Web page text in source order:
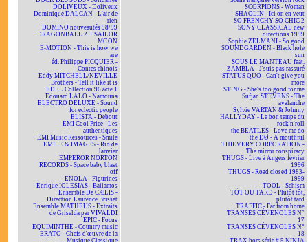
DOLIVEUX - Doliveux
Dominique DALCAN - L'air de
rien
DOMINO nouveautés 98/99
DRAGONBALL Z + SAILOR
MOON
E-MOTION - This is how we
are
éd. Philippe PICQUIER -
Contes chinois
Eddy MITCHELL/NEVILLE
Brothers - Tell it like it is
EDEL Collection 96 acte 1
Edouard LALO - Namouna
ELECTRO DELUXE - Sound
for eclectic people
ELISTA - Debout
EMI Cool Price - Les
authentiques
EMI Music Ressources - Smile
EMILE & IMAGES - Rio de
Janvier
EMPEROR NORTON
RECORDS - Space baby blast
off
ENOLA - Figurines
Enrique IGLESIAS - Bailamos
Ensemble De CÆLIS -
Direction Laurence Brisset
Ensemble MATHEUS - Extraits
de Griselda par VIVALDI
EPIC - Focus
EQUIMINTHE - Country music
ERATO - Chefs d'œuvre de la
Musique Classique
SCORPIONS - Woman
SHAOLIN - Ici on en veut
SO FRENCHY SO CHIC 2
SONY CLASSICAL new
directions 1999
Sophie ZELMANI - So good
SOUNDGARDEN - Black hole
sun
SOUS LE MANTEAU feat.
ZAMBLA - J'suis pas rassuré
STATUS QUO - Can't give you
more
STING - She's too good for me
Sufjan STEVENS - The
avalanche
Sylvie VARTAN & Johnny
HALLYDAY - Le bon temps du
rock'n'roll
the BEATLES - Love me do
the DØ - A mouthful
THIEVERY CORPORATION -
The mirror conspiracy
THUGS - Live à Angers février
1996
THUGS - Road closed 1983-
1999
TOOL - Schism
TÔT OU TARD - Plutôt tôt,
plutôt tard
TRAFFIC - Far from home
TRANSES CÉVENOLES N°
17
TRANSES CÉVENOLES N°
18
TRAX hors série # 5 NINJA